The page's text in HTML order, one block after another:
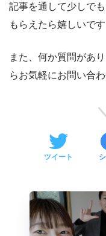
記事を通して少しで
もらえたら嬉しいです
また、何か質問があ
らお気軽にお問い合
ツイート